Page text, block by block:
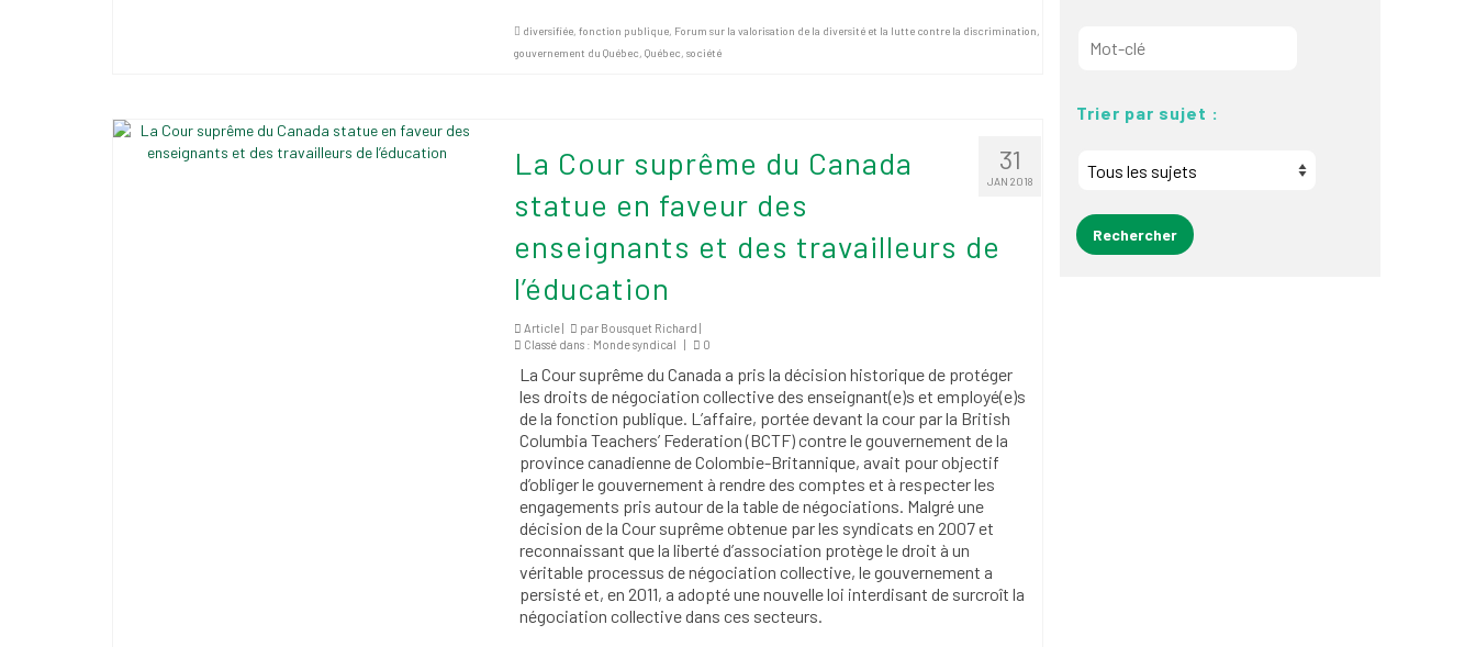
diversifiée, fonction publique, Forum sur la valorisation de la diversité et la lutte contre la discrimination,
gouvernement du Québec, Québec, société
31
JAN 2018
La Cour suprême du Canada
statue en faveur des
enseignants et des travailleurs de
l’éducation
Article | par Bousquet Richard |
Classé dans : Monde syndical | 0
La Cour suprême du Canada a pris la décision historique de protéger
les droits de négociation collective des enseignant(e)s et employé(e)s
de la fonction publique. L’affaire, portée devant la cour par la British
Columbia Teachers’ Federation (BCTF) contre le gouvernement de la
province canadienne de Colombie-Britannique, avait pour objectif
d’obliger le gouvernement à rendre des comptes et à respecter les
engagements pris autour de la table de négociations. Malgré une
décision de la Cour suprême obtenue par les syndicats en 2007 et
reconnaissant que la liberté d’association protège le droit à un
véritable processus de négociation collective, le gouvernement a
persisté et, en 2011, a adopté une nouvelle loi interdisant de surcroît la
négociation collective dans ces secteurs.
Trier par sujet :